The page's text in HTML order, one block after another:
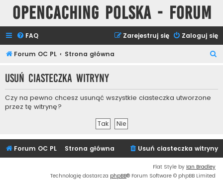
Opencaching Polska - Forum
FAQ Zaloguj się
Zarejestruj się
Forum OC PL Strona główna
k
Usuń ciasteczka witryny
Czy na pewno chcesz usunąć wszystkie ciasteczka utworzone
przez tę witrynę?
Forum OC PL Strona główna Usuń ciasteczka witryny
Flat Style by Ian Bradley
Technologię dostarcza phpBB® Forum Software © phpBB Limited